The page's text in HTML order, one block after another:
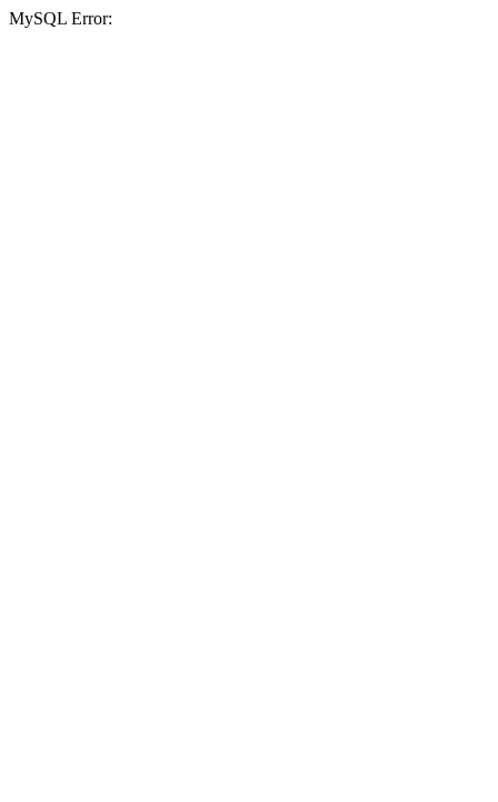
MySQL Error: